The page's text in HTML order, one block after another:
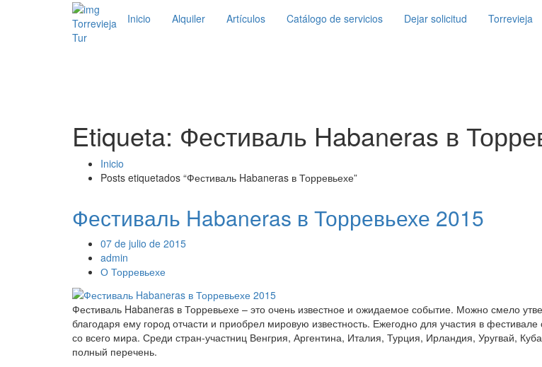
Torrevieja
Tur
Inicio Alquiler Artículos Catálogo de servicios Dejar solicitud Torrevieja
Etiqueta: Фестиваль Habaneras в
Inicio
Posts etiquetados “Фестиваль Habaneras в Торревьехе”
Фестиваль Habaneras в Торревьехе 2015
07 de julio de 2015
admin
О Торревьехе
Фестиваль Habaneras в Торревьехе – это очень известное и ожидаемое событие. Можно смело
благодаря ему город отчасти и приобрел мировую известность. Ежегодно для участия в
со всего мира. Среди стран-участниц Венгрия, Аргентина, Италия, Турция, Ирландия, Уругвай,
полный перечень.